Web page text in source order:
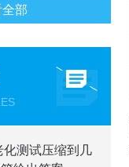
部
测试压缩到几